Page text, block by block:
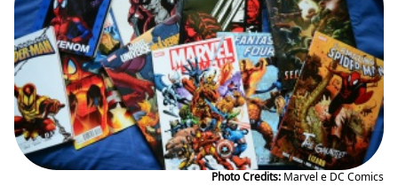
Photo Credits:Marvel e DC Comics